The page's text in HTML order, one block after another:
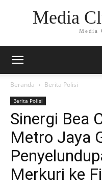
Media
Media
Beranda Berita Polisi
Berita Polisi
Sinergi Bea
Metro Jaya
Merkuri ke